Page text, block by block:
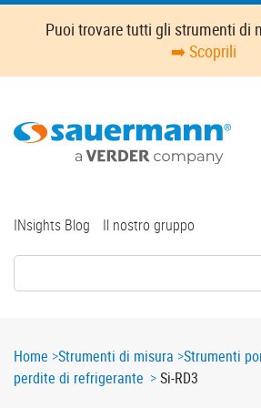
Skip
content
Puoi trovare tutti gli strumenti di
➡️ Scoprili
Top
INsights Blog Il nostro gruppo
Breadcrumb
Home Strumenti di misura Strumenti
perdite di refrigerante
Si-RD3